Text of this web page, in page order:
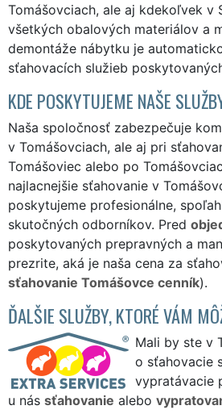
Tomášovciach, ale aj kdekoľvek v
všetkých obalových materiálov a
demontáže nábytku je
sťahovacích služieb
KDE POSKYTUJEME NAŠE
Naša spoločnosť zabezpečuje
v Tomášovciach, ale aj pri
Tomášoviec alebo po
najlacnejšie sťahovanie v
poskytujeme profesionálne,
skutočných odborníkov. Pred
poskytovaných prepravných a
prezrite, aká je naša cena za
sťahovanie Tomášovce cenník).
ĎALŠIE SLUŽBY, KTORÉ VÁM
Mali by ste v
o sťahovacie
vypratávacie
u nás sťahovanie alebo